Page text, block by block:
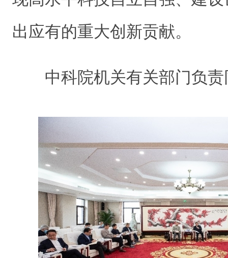
出应有的重大创新贡献。
中科院机关有关部门负责